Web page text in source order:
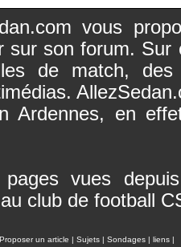
vous
sur son forum.
de match, des
Ardennes, en
pages vues
club de football
Proposer un article | Sujets | Sondages | liens |